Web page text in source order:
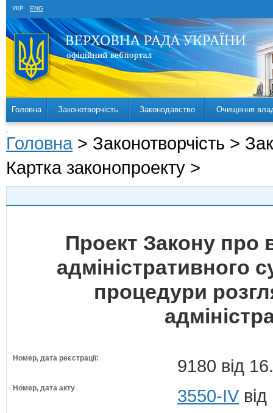
УКР ENG
Головна Законотворчість Законодавство Очищення
Головна > Законотворчість >
Картка законопроекту >
Проект Закону про
адміністративного
процедури
Номер, дата реєстрації: 9180 від
Номер, дата акту 3550-IV